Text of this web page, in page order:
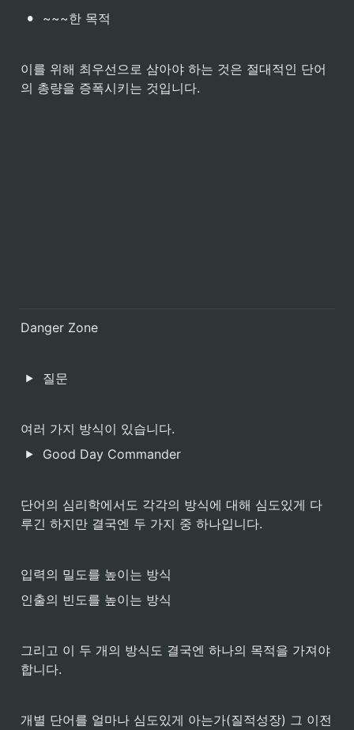
• ~~~한 목적
이를 위해 최우선으로 삼아야 하는 것은 절대적인 단어
의 총량을 증폭시키는 것입니다.
Danger Zone
질문
여러 가지 방식이 있습니다.
Good Day Commander
단어의 심리학에서도 각각의 방식에 대해 심도있게 다
루긴 하지만 결국엔 두 가지 중 하나입니다.
입력의 밀도를 높이는 방식
인출의 빈도를 높이는 방식
그리고 이 두 개의 방식도 결국엔 하나의 목적을 가져야
합니다.
개별 단어를 얼마나 심도있게 아는가(질적성장) 그 이전